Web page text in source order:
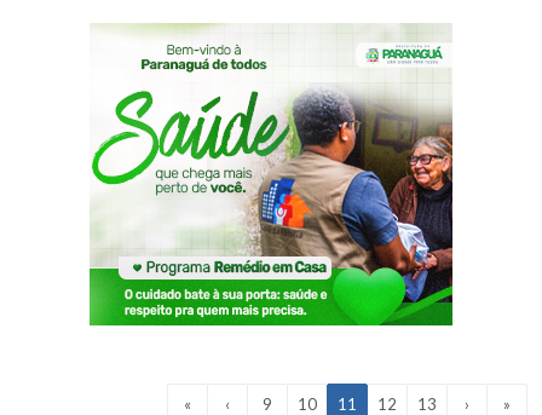
« ‹ 9 10 11 12 13 › »